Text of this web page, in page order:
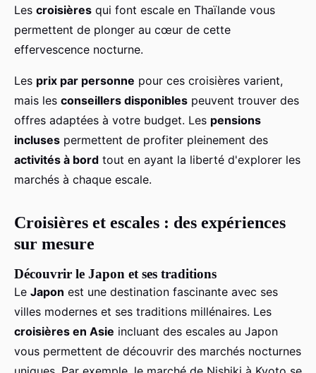
Les croisières qui font escale en Thaïlande vous
permettent de plonger au cœur de cette
effervescence nocturne.
Les prix par personne pour ces croisières varient,
mais les conseillers disponibles peuvent trouver des
offres adaptées à votre budget. Les pensions
incluses permettent de profiter pleinement des
activités à bord tout en ayant la liberté d'explorer les
marchés à chaque escale.
Croisières et escales : des expériences
sur mesure
Découvrir le Japon et ses traditions
Le Japon est une destination fascinante avec ses
villes modernes et ses traditions millénaires. Les
croisières en Asie incluant des escales au Japon
vous permettent de découvrir des marchés nocturnes